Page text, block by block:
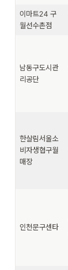
이마트24 구
월선수촌점
남동구도시관
리공단
한살림서울소
비자생협구월
매장
인천문구센타